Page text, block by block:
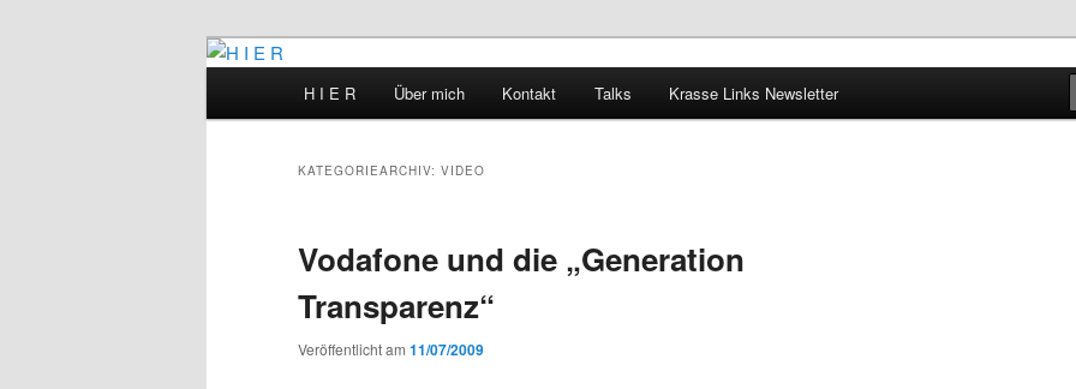
H I E R
H I E R Über mich Kontakt Talks Krasse Links Newsletter
KATEGORIEARCHIV: VIDEO
Vodafone und die „Generation
Transparenz“
Veröffentlicht am 11/07/2009